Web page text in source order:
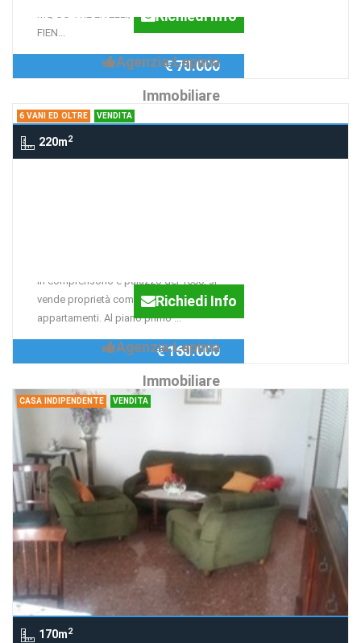
MQ SU TRE LIVELLI; STALLA CON
FIEN...
Richiedi Info
Agenzia:Lepinia
Immobiliare
€ 70.000
6 VANI ED OLTRE VENDITA
220m2
In comprensorio e palazzo del 1600, si
vende proprietà composta da due
appartamenti. Al piano primo ...
Richiedi Info
Agenzia:Lepinia
Immobiliare
€ 160.000
CASA INDIPENDENTE VENDITA
170m2